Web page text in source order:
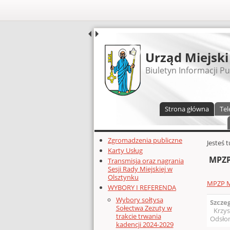
UDOSTĘPNIJ
Urząd
Biuletyn Informacji
Strona główna
Dodatkowe zasoby (lewa
Zgromadzenia publiczne
Karty Usług
Transmisja oraz nagrania
Sesji Rady Miejskiej w
Olsztynku
WYBORY I REFERENDA
Wybory sołtysa
Sołectwa Zezuty w
trakcie trwania
kadencji 2024-2029
Jesteś
MPZP